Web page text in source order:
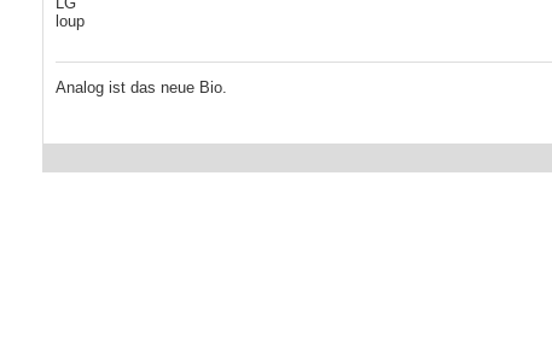
loup
Analog ist das neue Bio.